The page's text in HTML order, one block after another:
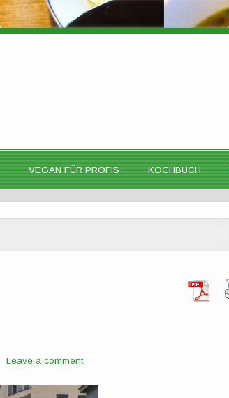
VEGAN FÜR PROFIS KOCHBUCH
Leave a comment